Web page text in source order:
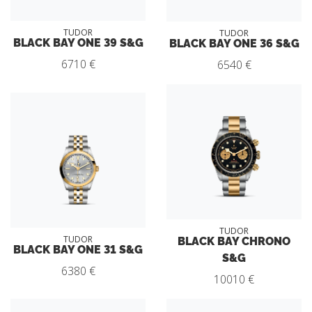
TUDOR
BLACK BAY ONE 39 S&G
6710 €
TUDOR
BLACK BAY ONE 36 S&G
6540 €
TUDOR
BLACK BAY ONE 31 S&G
6380 €
TUDOR
BLACK BAY CHRONO
S&G
10010 €